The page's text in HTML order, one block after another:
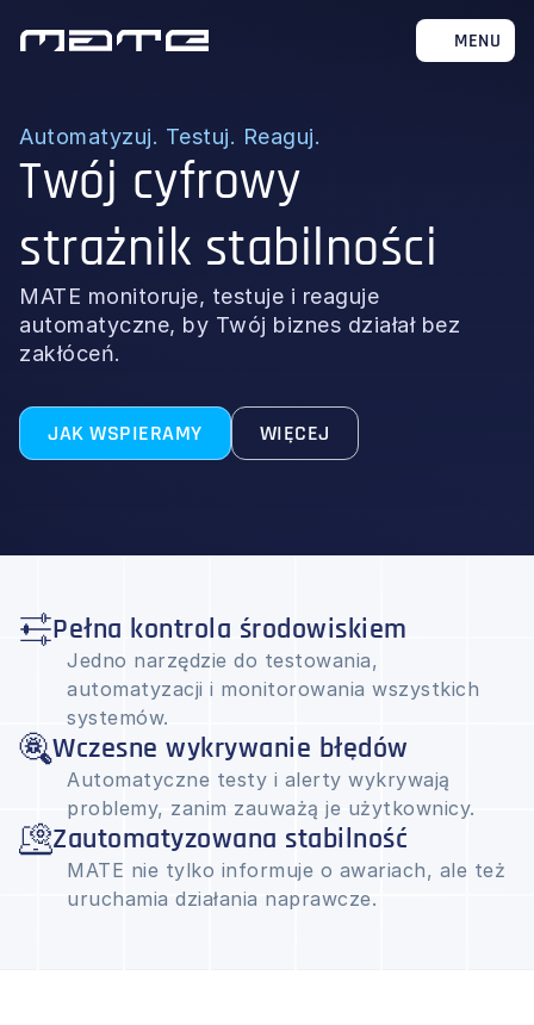
MENU
Automatyzuj. Testuj. Reaguj.
Twój cyfrowy
strażnik stabilności
MATE monitoruje, testuje i reaguje
automatyczne, by Twój biznes działał bez
zakłóceń.
JAK WSPIERAMY WIĘCEJ
Pełna kontrola środowiskiem
Jedno narzędzie do testowania,
automatyzacji i monitorowania wszystkich
systemów.
Wczesne wykrywanie błędów
Automatyczne testy i alerty wykrywają
problemy, zanim zauważą je użytkownicy.
Zautomatyzowana stabilność
MATE nie tylko informuje o awariach, ale też
uruchamia działania naprawcze.